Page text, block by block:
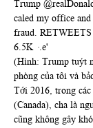
(Hình: Trump tuýt
phòng của tôi và
Tới 2016, trong
(Canada), cha là
cũng không gây